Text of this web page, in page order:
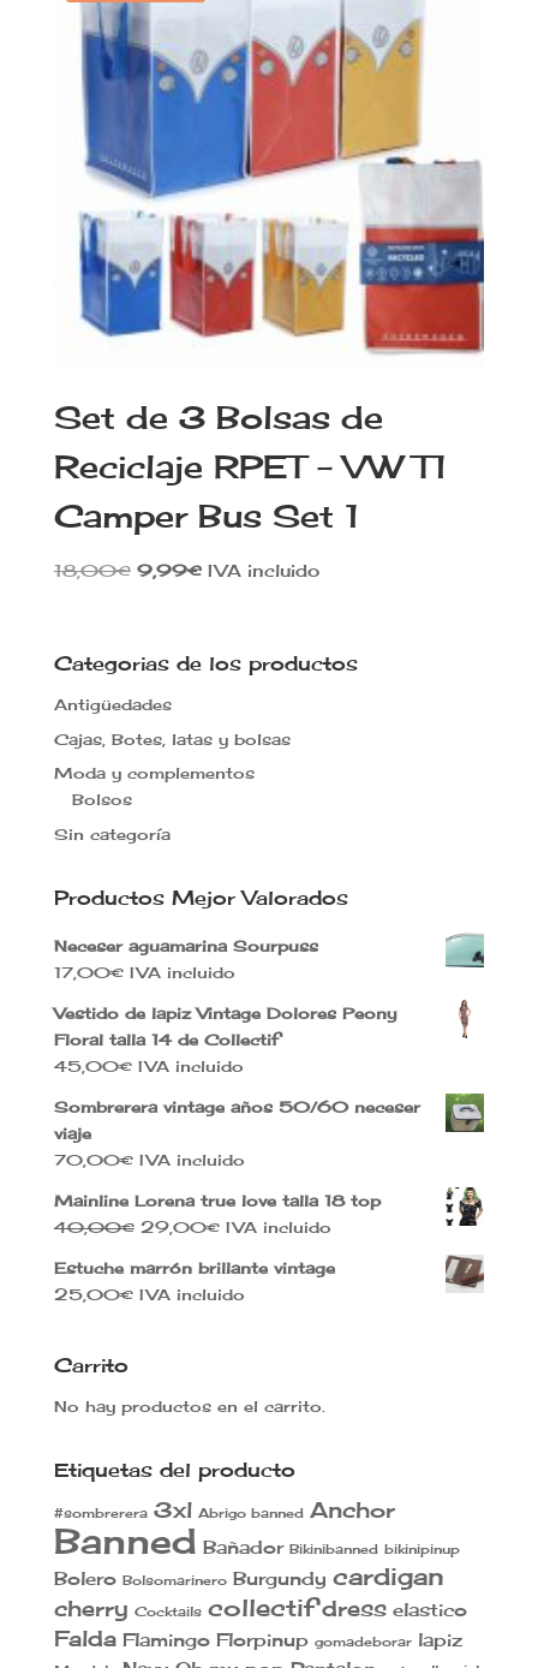
Set de 3 Bolsas de
Reciclaje RPET – VW T1
Camper Bus Set 1
18,00€ El
9,99€El
9,99€.
IVA incluido
Categorias de los productos
Antigüedades
Cajas, Botes, latas y bolsas
Moda y complementos
Bolsos
Sin categoría
Productos Mejor Valorados
Neceser aguamarina Sourpuss
17,00€ IVA incluido
Vestido de lapiz Vintage Dolores Peony
Floral talla 14 de Collectif
45,00€ IVA incluido
Sombrerera vintage años 50/60 neceser
viaje
70,00€ IVA incluido
Mainline Lorena true love talla 18 top
40,00€ El
original
era:
29,00€El
actual
es:
IVA incluido
Estuche marrón brillante vintage
25,00€ IVA incluido
Carrito
No hay productos en el carrito.
Etiquetas del producto
#sombrerera 3xl Abrigo banned Anchor
Banned Bañador Bikinibanned bikinipinup
Bolero Bolsomarinero Burgundy cardigan
cherry Cocktails collectif dress elastico
Falda Flamingo Florpinup gomadeborar lapiz